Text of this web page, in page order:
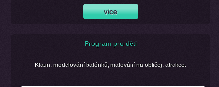
Program pro děti
Klaun, modelování balónků, malování na obličej, atrakce.